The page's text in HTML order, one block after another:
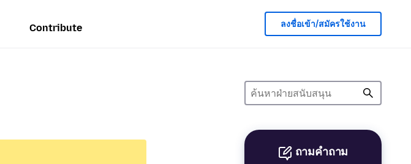
Contribute ลงชื่อเข้า/สมัครใช้งาน
ถามคำถาม